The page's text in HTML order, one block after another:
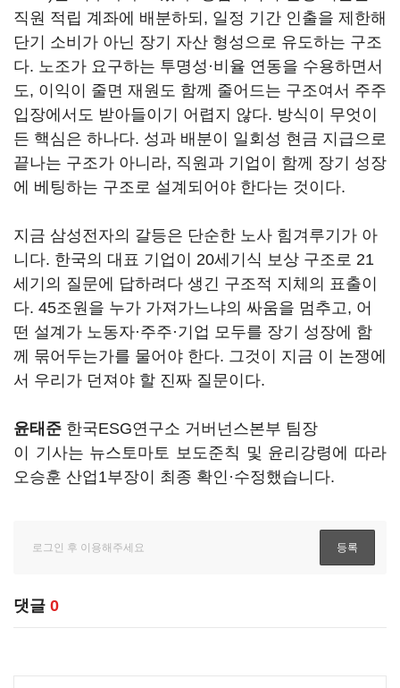
직원 적립 계좌에 배분하되, 일정 기간 인출을 제한해
단기 소비가 아닌 장기 자산 형성으로 유도하는 구조
다. 노조가 요구하는 투명성·비율 연동을 수용하면서
도, 이익이 줄면 재원도 함께 줄어드는 구조여서 주주
입장에서도 받아들이기 어렵지 않다. 방식이 무엇이
든 핵심은 하나다. 성과 배분이 일회성 현금 지급으로
끝나는 구조가 아니라, 직원과 기업이 함께 장기 성장
에 베팅하는 구조로 설계되어야 한다는 것이다.
지금 삼성전자의 갈등은 단순한 노사 힘겨루기가 아
니다. 한국의 대표 기업이 20세기식 보상 구조로 21
세기의 질문에 답하려다 생긴 구조적 지체의 표출이
다. 45조원을 누가 가져가느냐의 싸움을 멈추고, 어
떤 설계가 노동자·주주·기업 모두를 장기 성장에 함
께 묶어두는가를 물어야 한다. 그것이 지금 이 논쟁에
서 우리가 던져야 할 진짜 질문이다.
윤태준 한국ESG연구소 거버넌스본부 팀장
이 기사는 뉴스토마토 보도준칙 및 윤리강령에 따라
오승훈 산업1부장이 최종 확인·수정했습니다.
댓글 0